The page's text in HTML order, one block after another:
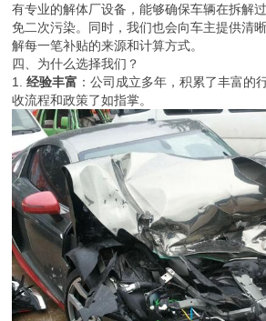
有专业的解体厂设备，能够确保车辆在拆解
免二次污染。同时，我们也会向车主提供清
解每一笔补贴的来源和计算方式。
四、为什么选择我们？
1.经验丰富 ：公司成立多年，积累了丰富的
收流程和政策了如指掌。